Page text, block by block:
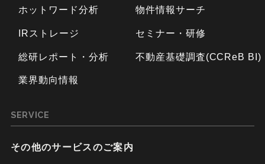
ホットワード分析
IRストレージ
総研レポート・分析
業界動向情報
物件情報サーチ
セミナー・研修
不動産基礎調査(CCReB BI)
SERVICE
その他のサービスのご案内